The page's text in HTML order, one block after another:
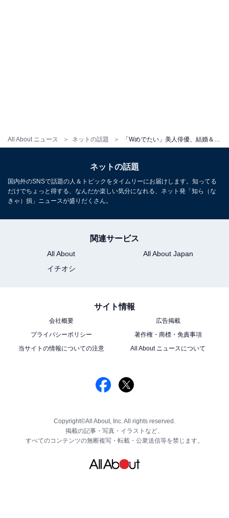
All About ニュース ネットの話題
ネットの話題
国内外のSNSで話題の人＆トピックをタイムリーにお届けします。知ってる
だけでちょっと得する、なんだか楽しい気分になれる、ネット発「知ら（な
きゃ）損」ニュースが盛りだくさん。
関連サービス
All About
All About Japan
イチオシ
サイト情報
会社概要
広告掲載
プライバシーポリシー
著作権・商標・免責事項
当サイトの情報についての注意
All About ニュースについて
Copyright©All About, Inc. All rights reserved.
掲載の記事・写真・イラストなど、
すべてのコンテンツの無断複写・転載・公衆送信等を禁じます。